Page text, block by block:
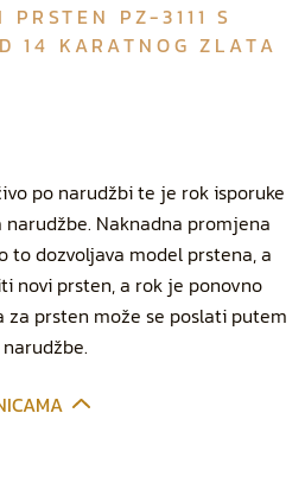
PZ-3111 S
14 KARATNOG ZLATA
po narudžbi te je rok isporuke
Naknadna promjena
to dozvoljava model prstena, a
novi prsten, a rok je ponovno
prsten može se poslati putem